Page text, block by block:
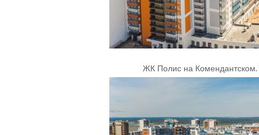
ЖК Полис на Комендантском.